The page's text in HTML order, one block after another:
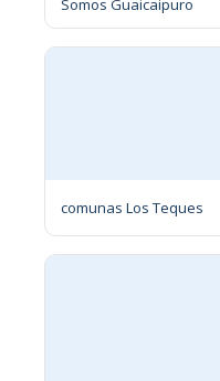
Somos Guaicaipuro
comunas Los Teques